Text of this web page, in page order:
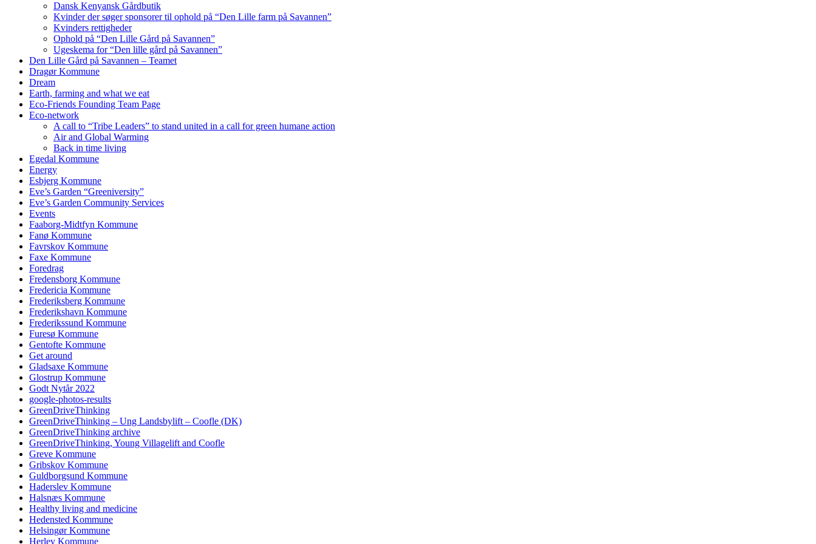
Dansk Kenyansk Gårdbutik
Kvinder der søger sponsorer til ophold på “Den Lille farm på Savannen”
Kvinders rettigheder
Ophold på “Den Lille Gård på Savannen”
Ugeskema for “Den lille gård på Savannen”
Den Lille Gård på Savannen – Teamet
Dragør Kommune
Dream
Earth, farming and what we eat
Eco-Friends Founding Team Page
Eco-network
A call to “Tribe Leaders” to stand united in a call for green humane action
Air and Global Warming
Back in time living
Egedal Kommune
Energy
Esbjerg Kommune
Eve’s Garden “Greeniversity”
Eve’s Garden Community Services
Events
Faaborg-Midtfyn Kommune
Fanø Kommune
Favrskov Kommune
Faxe Kommune
Foredrag
Fredensborg Kommune
Fredericia Kommune
Frederiksberg Kommune
Frederikshavn Kommune
Frederikssund Kommune
Furesø Kommune
Gentofte Kommune
Get around
Gladsaxe Kommune
Glostrup Kommune
Godt Nytår 2022
google-photos-results
GreenDriveThinking
GreenDriveThinking – Ung Landsbylift – Coofle (DK)
GreenDriveThinking archive
GreenDriveThinking, Young Villagelift and Coofle
Greve Kommune
Gribskov Kommune
Guldborgsund Kommune
Haderslev Kommune
Halsnæs Kommune
Healthy living and medicine
Hedensted Kommune
Helsingør Kommune
Herlev Kommune